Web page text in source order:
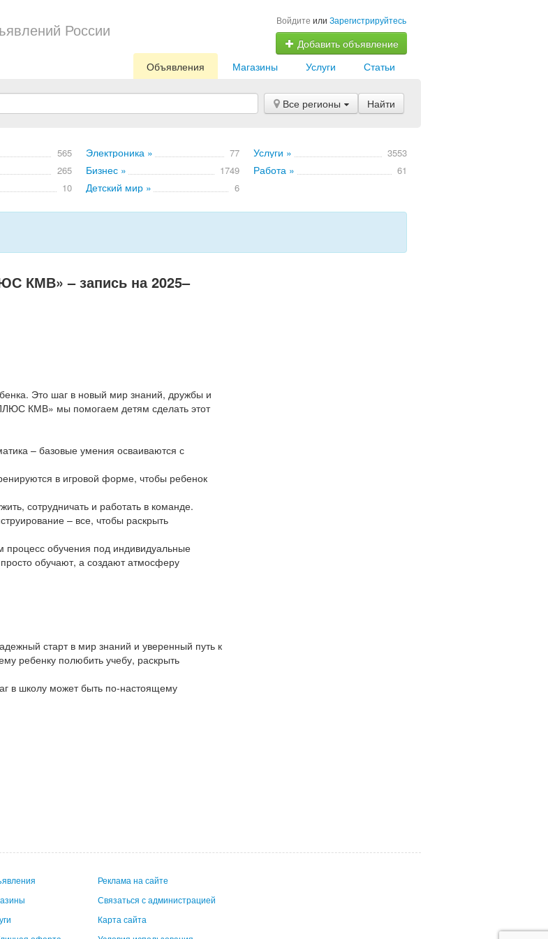
России Войдите или Зарегистрируйтесь
Добавить объявление
Статьи
Услуги
Магазины
Объявления
Все регионы Найти
565 Электроника » 77 Услуги » 3553
265 Бизнес » 1749 Работа » 61
10 Детский мир » 6
КМВ» – запись на 2025–
Это шаг в новый мир знаний, дружбы и
КМВ» мы помогаем детям сделать этот
– базовые умения осваиваются с
в игровой форме, чтобы ребенок
сотрудничать и работать в команде.
– все, чтобы раскрыть
обучения под индивидуальные
обучают, а создают атмосферу
старт в мир знаний и уверенный путь к
ребенку полюбить учебу, раскрыть
в школу может быть по-настоящему
Реклама на сайте
Связаться с администрацией
Карта сайта